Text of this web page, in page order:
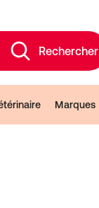
Rechercher
Marques